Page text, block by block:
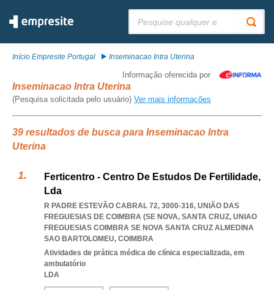
Início Empresite Portugal Inseminacao Intra Uterina
Informação oferecida por
Inseminacao Intra Uterina
(Pesquisa solicitada pelo usuário) Ver mais informações
39 resultados de busca para Inseminacao Intra
Uterina
Ferticentro - Centro De Estudos De Fertilidade,
Lda
R PADRE ESTEVÃO CABRAL 72, 3000-316, UNIÃO DAS
FREGUESIAS DE COIMBRA (SE NOVA, SANTA CRUZ, UNIAO
FREGUESIAS COIMBRA SE NOVA SANTA CRUZ ALMEDINA
SAO BARTOLOMEU, COIMBRA
Atividades de prática médica de clínica especializada, em
ambulatório
LDA